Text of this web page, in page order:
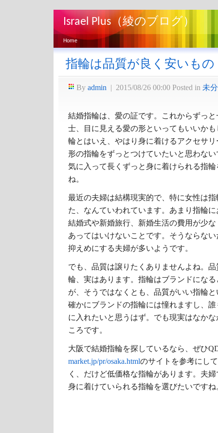
Israel Plus（綾のブログ）
Home
指輪は品質が良く安いもの
By admin | 2015/08/26 00:00 Posted in 未
結婚指輪は、愛の証です。これからずっ
士、目に見える愛の形といってもいいか
輪とはいえ、やはり身に着けるアクセサ
形の指輪をずっとつけていたいと思わな
気に入って長くずっと身に着けられる指
ね。
最近の夫婦は結構現実的で、特に女性は
た、なんていわれています。あまり指輪
結婚式や新婚旅行、新婚生活の費用が少
あってはいけないことです。そうならな
抑えめにする夫婦が多いようです。
でも、品質は譲りたくありませんよね。
輪、実はあります。指輪はブランドにな
が、そうではなくとも、品質がいい指輪
確かにブランドの指輪には憧れますし、
に入れたいと思うはず。でも現実はなか
ころです。
大阪で結婚指輪を探しているなら、ぜひ
market.jp/pr/osaka.htmlのサイトを参考にし
く、だけど低価格な指輪があります。夫
身に着けていられる指輪を選びたいですね